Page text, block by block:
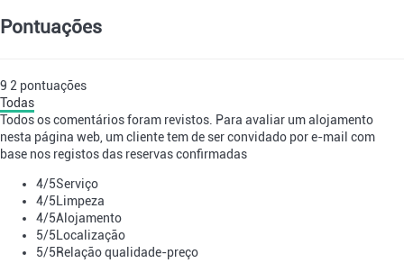
Pontuações
9 2 pontuações
Todas
Todos os comentários foram revistos. Para avaliar um alojamento
nesta página web, um cliente tem de ser convidado por e-mail com
base nos registos das reservas confirmadas
4/5Serviço
4/5 Limpeza
4/5Alojamento
5/5 Localização
5/5Relação qualidade-preço